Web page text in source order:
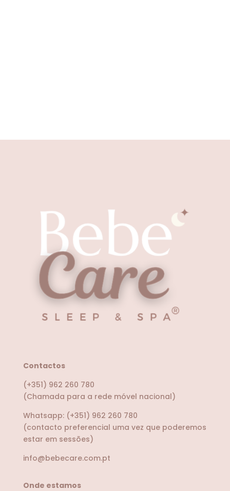
Contactos
(+351) 962 260 780
(Chamada para a rede móvel nacional)
Whatsapp: (+351) 962 260 780
(contacto preferencial uma vez que poderemos
estar em sessões)
info@bebecare.com.pt
Onde estamos